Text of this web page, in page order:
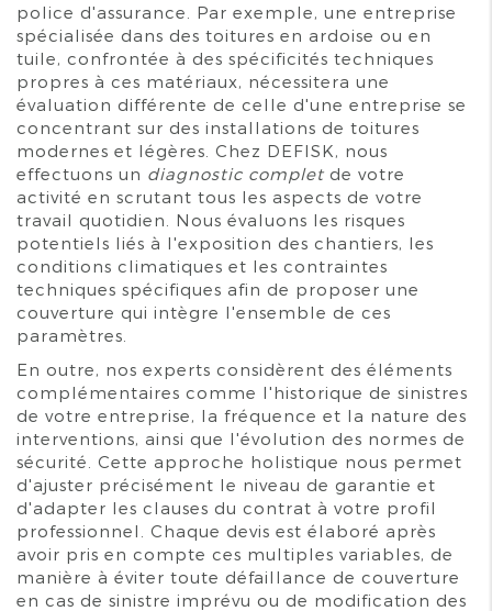
police d'assurance. Par exemple, une entreprise
spécialisée dans des toitures en ardoise ou en
tuile, confrontée à des spécificités techniques
propres à ces matériaux, nécessitera une
évaluation différente de celle d'une entreprise se
concentrant sur des installations de toitures
modernes et légères. Chez DEFISK, nous
effectuons un diagnostic completde votre
activité en scrutant tous les aspects de votre
travail quotidien. Nous évaluons les risques
potentiels liés à l'exposition des chantiers, les
conditions climatiques et les contraintes
techniques spécifiques afin de proposer une
couverture qui intègre l'ensemble de ces
paramètres.
En outre, nos experts considèrent des éléments
complémentaires comme l'historique de sinistres
de votre entreprise, la fréquence et la nature des
interventions, ainsi que l'évolution des normes de
sécurité. Cette approche holistique nous permet
d'ajuster précisément le niveau de garantie et
d'adapter les clauses du contrat à votre profil
professionnel. Chaque devis est élaboré après
avoir pris en compte ces multiples variables, de
manière à éviter toute défaillance de couverture
en cas de sinistre imprévu ou de modification des